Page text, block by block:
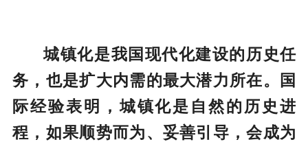
城镇化是我国现代化建设的历史任
务，也是扩大内需的最大潜力所在。国
际经验表明，城镇化是自然的历史进
程，如果顺势而为、妥善引导，会成为